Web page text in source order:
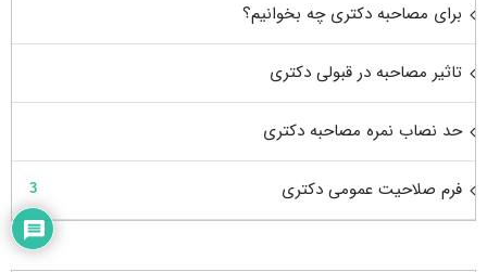
برای مصاحبه دکتری چه بخوانیم؟
تاثیر مصاحبه در قبولی دکتری
حد نصاب نمره مصاحبه دکتری
فرم صلاحیت عمومی دکتری 3